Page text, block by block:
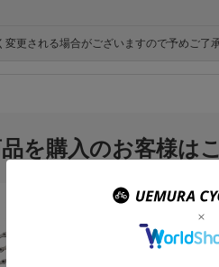
更される場合がございますので予めご了承
を購入のお客様は